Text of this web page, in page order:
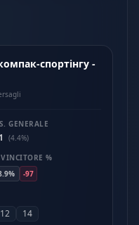
спортінгу -
GENERALE
(4.4%)
%
-97
12 14